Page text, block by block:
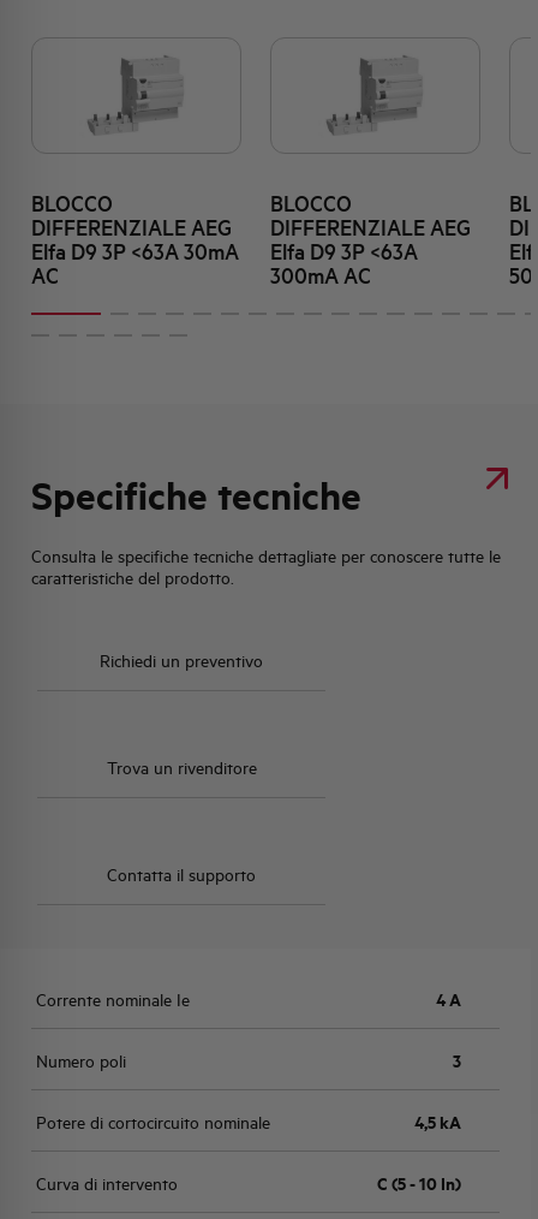
BLOCCO
DIFFERENZIALE AEG
Elfa D9 3P <63A 30mA
AC
BLOCCO
DIFFERENZIALE AEG
Elfa D9 3P <63A
300mA AC
Specifiche tecniche
Consulta le specifiche tecniche dettagliate per conoscere tutte le
caratteristiche del prodotto.
Richiedi un preventivo
Trova un rivenditore
Contatta il supporto
Corrente nominale Ie 4 A
Numero poli 3
Potere di cortocircuito nominale 4,5 kA
Curva di intervento C (5 - 10 In)